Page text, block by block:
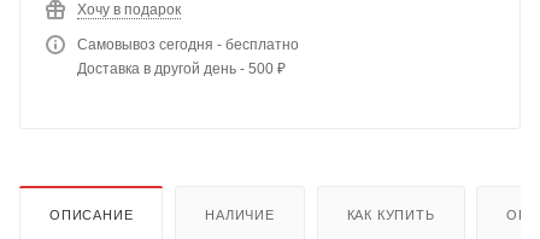
Хочу в подарок
Самовывоз сегодня - бесплатно
Доставка в другой день - 500 ₽
ОПИСАНИЕ НАЛИЧИЕ КАК КУПИТЬ